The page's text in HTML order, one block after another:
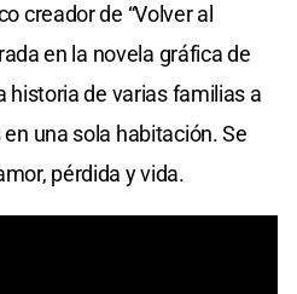
creador de “Volver al
en la novela gráfica de
historia de varias familias a
una sola habitación. Se
pérdida y vida.